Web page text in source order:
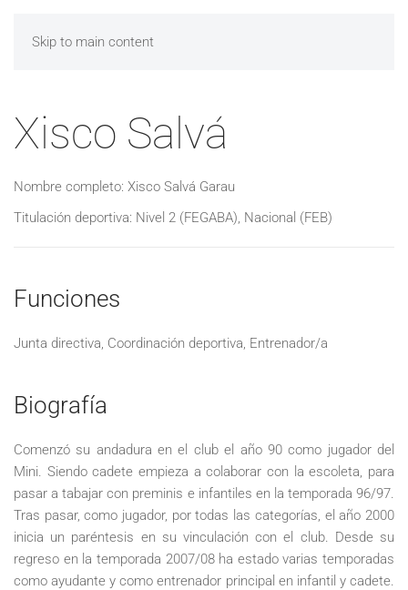
Skip to main content
Xisco Salvá
Nombre completo: Xisco Salvá Garau
Titulación deportiva: Nivel 2 (FEGABA), Nacional (FEB)
Funciones
Junta directiva, Coordinación deportiva, Entrenador/a
Biografía
Comenzó su andadura en el club el año 90 como jugador del
Mini. Siendo cadete empieza a colaborar con la escoleta, para
pasar a tabajar con preminis e infantiles en la temporada 96/97.
Tras pasar, como jugador, por todas las categorías, el año 2000
inicia un paréntesis en su vinculación con el club. Desde su
regreso en la temporada 2007/08 ha estado varias temporadas
como ayudante y como entrenador principal en infantil y cadete.